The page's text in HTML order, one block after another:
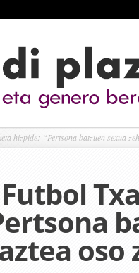
hizpide: “Pertsona batzuen sexua
oso